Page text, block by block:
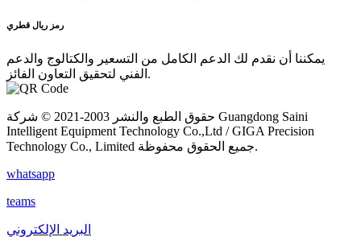
رمز ريال قطري
يمكننا أن نقدم لك الدعم الكامل من التسعير والكتالوج والدعم
الفني لتحقيق التعاون الفائز.
حقوق الطبع والنشر 2003-2021 © شركة Guangdong Saini
Intelligent Equipment Technology Co.,Ltd / GIGA Precision
Technology Co., Limited جميع الحقوق محفوظة.
whatsapp
teams
البريد الإلكتروني